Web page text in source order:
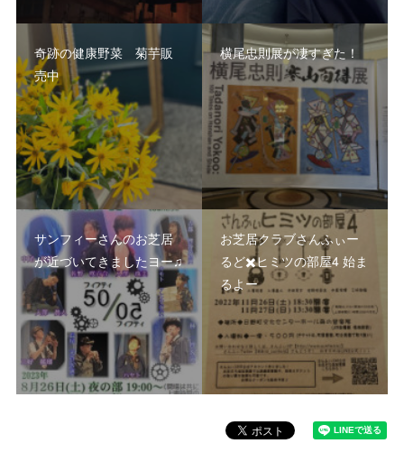
奇跡の健康野菜 菊芋販
売中
横尾忠則展が凄すぎた！
サンフィーさんのお芝居
が近づいてきましたヨー♫
お芝居クラブさんふぃー
るど✖️ヒミツの部屋4 始ま
るよー